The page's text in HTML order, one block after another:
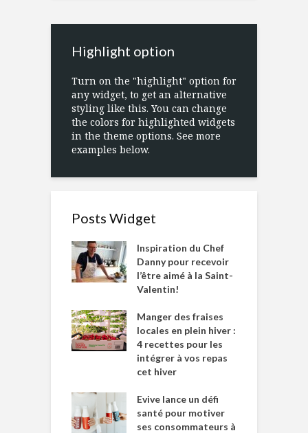
Highlight option
Turn on the "highlight" option for
any widget, to get an alternative
styling like this. You can change
the colors for highlighted widgets
in the theme options. See more
examples below.
Posts Widget
Inspiration du Chef
Danny pour recevoir
l’être aimé à la Saint-
Valentin!
Manger des fraises
locales en plein hiver :
4 recettes pour les
intégrer à vos repas
cet hiver
Evive lance un défi
santé pour motiver
ses consommateurs à